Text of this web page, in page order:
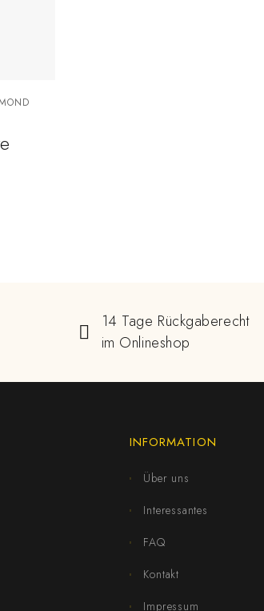
14 Tage Rückgaberecht
im Onlineshop
INFORMATION
Über uns
Interessantes
FAQ
Kontakt
Impressum